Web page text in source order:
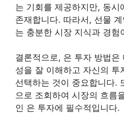
는 기회를 제공하지만, 동시
존재합니다. 따라서, 선물
는 충분한 시장 지식과 경험
결론적으로, 은 투자 방법은
성을 잘 이해하고 자신의 투
선택하는 것이 중요합니다.
으로 조회하여 시장의 흐름
인 은 투자에 필수적입니다.